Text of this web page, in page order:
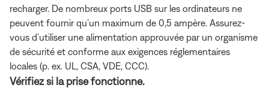
recharger. De nombreux ports USB sur les ordinateurs ne
peuvent fournir qu’un maximum de 0,5 ampère. Assurez-
vous d’utiliser une alimentation approuvée par un organisme
de sécurité et conforme aux exigences réglementaires
locales (p. ex. UL, CSA, VDE, CCC).
Vérifiez si la prise fonctionne.